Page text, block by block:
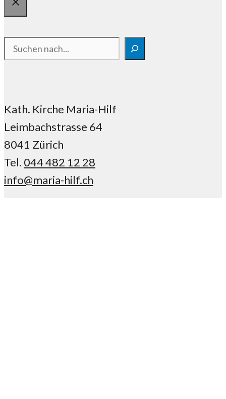
Schliessen
Suchen
Kath. Kirche Maria-Hilf
Leimbachstrasse 64
8041 Zürich
Tel. 044 482 12 28
info@maria-hilf.ch